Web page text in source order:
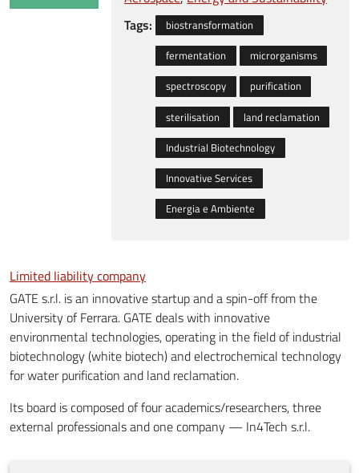
Tags:
biostransformation
fermentation
microrganisms
spectroscopy
purification
sterilisation
land reclamation
Industrial Biotechnology
Innovative Services
Energia e Ambiente
Limited liability company
GATE s.r.l. is an innovative startup and a spin-off from the
University of Ferrara. GATE deals with innovative
environmental technologies, operating in the field of industrial
biotechnology (white biotech) and electrochemical technology
for water purification and land reclamation.
Its board is composed of four academics/researchers, three
external professionals and one company — In4Tech s.r.l.